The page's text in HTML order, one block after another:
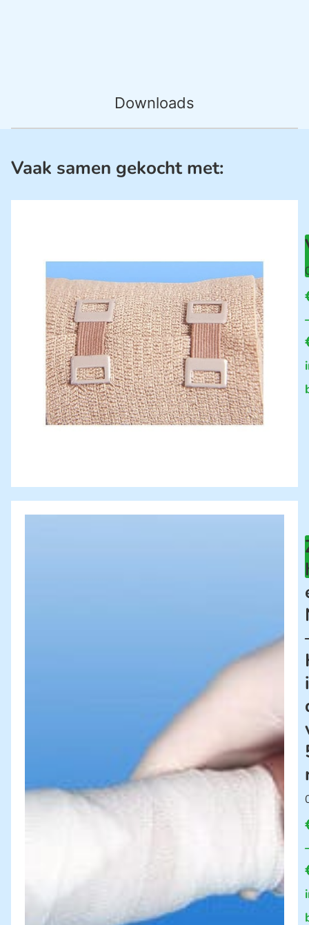
Downloads
Vaak samen gekocht met: